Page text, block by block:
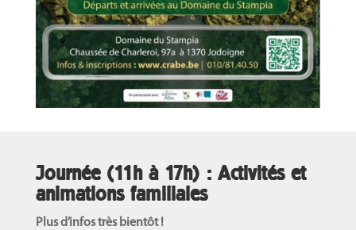
Journée (11h à 17h) : Activités et
animations familiales
Plus d’infos très bientôt !